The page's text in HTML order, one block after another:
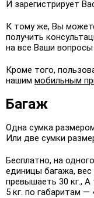
И зарегистрирует
К тому же, Вы
получить
на все Ваши
Кроме того,
нашим мобильным
Багаж
Одна сумка
Или две сумки
Бесплатно, на
единицы багажа,
превышаеть 30 кг.,
5 кг. по габаритам —